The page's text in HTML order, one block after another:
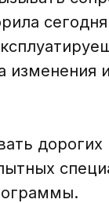
изменения